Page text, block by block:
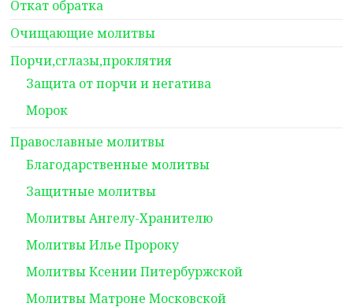
Откат обратка
Очищающие молитвы
Порчи,сглазы,проклятия
Защита от порчи и негатива
Морок
Православные молитвы
Благодарственные молитвы
Защитные молитвы
Молитвы Ангелу-Хранителю
Молитвы Илье Пророку
Молитвы Ксении Питербуржской
Молитвы Матроне Московской